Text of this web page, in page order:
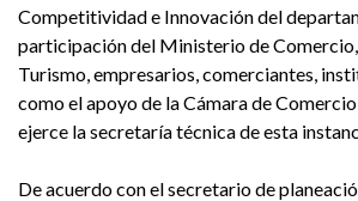
Competitividad e Innovación del
participación del Ministerio de
Turismo, empresarios, comerciantes,
como el apoyo de la Cámara de
ejerce la secretaría técnica de esta
De acuerdo con el secretario de